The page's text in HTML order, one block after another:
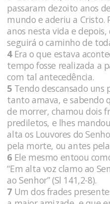
passaram dezoito anos
mundo e aderiu a Cristo.
anos nesta vida e
seguirá o caminho de
4Era o que estava
tempo fosse realizada a
com tal antecedência.
5 Tendo descansado uns
tanto amava, e sabendo
de morrer, chamou dois
prediletos, e lhes
alta os Louvores do
pela morte, ou antes
6 Ele mesmo entoou
“Em alta voz clamo ao
ao Senhor” (Sl 141,2-8).
7 Um dos frades